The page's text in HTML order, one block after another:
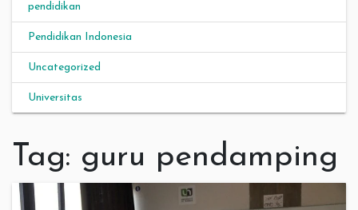
pendidikan
Pendidikan Indonesia
Uncategorized
Universitas
Tag: guru pendamping